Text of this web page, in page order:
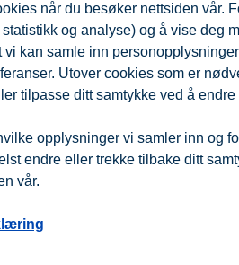
når du besøker nettsiden vår.
og analyse) og å vise deg
kan samle inn
Utover cookies som er
tilpasse ditt samtykke ved å
opplysninger vi samler inn og
endre eller trekke tilbake ditt
vår.